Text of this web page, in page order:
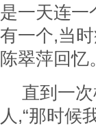
是一天连一
有一个,当
陈翠萍回忆。
直到一
人,“那时候